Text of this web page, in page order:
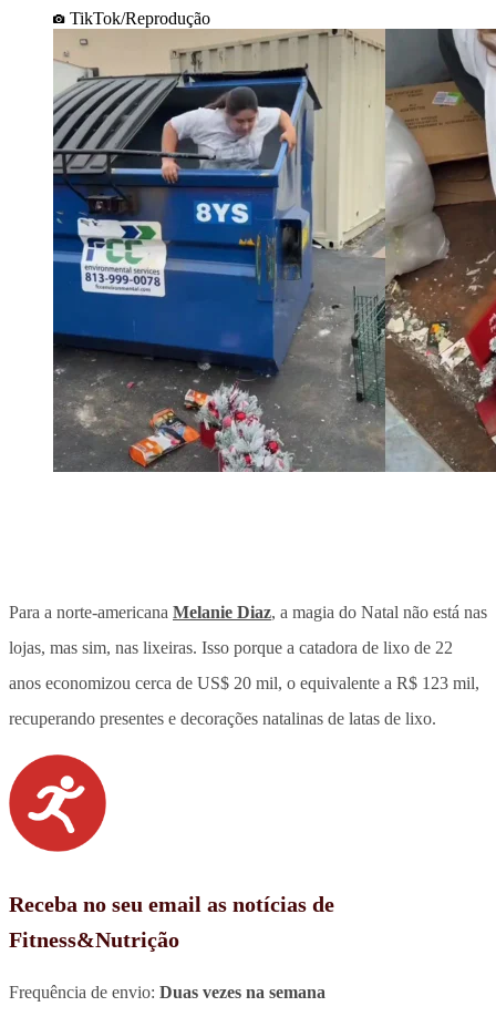
TikTok/Reprodução
Para a norte-americana Melanie Diaz, a magia do Natal não está nas
lojas, mas sim, nas lixeiras. Isso porque a catadora de lixo de 22
anos economizou cerca de US$ 20 mil, o equivalente a R$ 123 mil,
recuperando presentes e decorações natalinas de latas de lixo.
Receba no seu email as notícias de
Fitness&Nutrição
Frequência de envio: Duas vezes na semana